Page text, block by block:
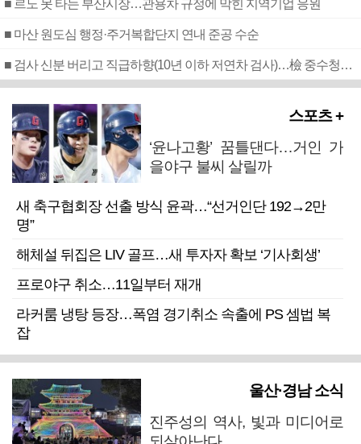
■ 르노 못 타는 부산시장…관용차 규정에 막힌 지역기업 응원
■ 마산 원도심 행정·주거복합단지 연내 준공 수순
■ 검사 신분 버리고 직급하향(10년 이하 저연차 검사)…檢 중수청행 기피
스포츠 +
‘윤나고황’ 꿈틀댄다…거인 가
을야구 불씨 살릴까
새 축구협회장 선출 방식 윤곽…“선거인단 192→2만
명”
해체설 뒤집은 LIV 골프…새 투자자 확보 ‘기사회생’
프로야구 취소…11일부터 재개
라커룸 냉탕 등장…폭염 경기취소 속출에 PS 셈법 복
잡
울산·경남 소식
진주성의 역사, 빛과 미디어로